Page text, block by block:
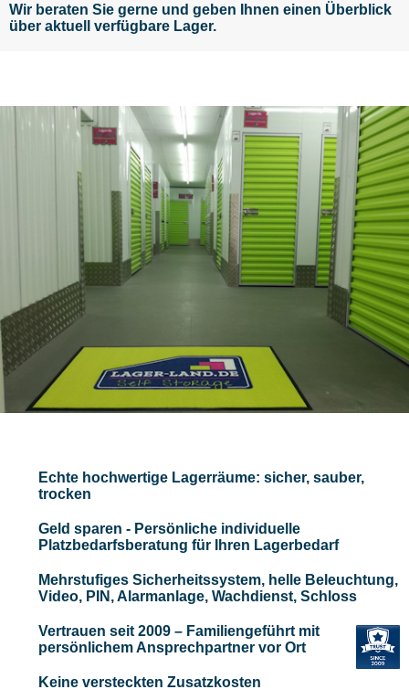
Wir beraten Sie gerne und geben Ihnen einen Überblick
über aktuell verfügbare Lager.
Echte hochwertige Lagerräume: sicher, sauber,
trocken
Geld sparen - Persönliche individuelle
Platzbedarfsberatung für Ihren Lagerbedarf
Mehrstufiges Sicherheitssystem, helle Beleuchtung,
Video, PIN, Alarmanlage, Wachdienst, Schloss
Vertrauen seit 2009 – Familiengeführt mit
persönlichem Ansprechpartner vor Ort
Keine versteckten Zusatzkosten